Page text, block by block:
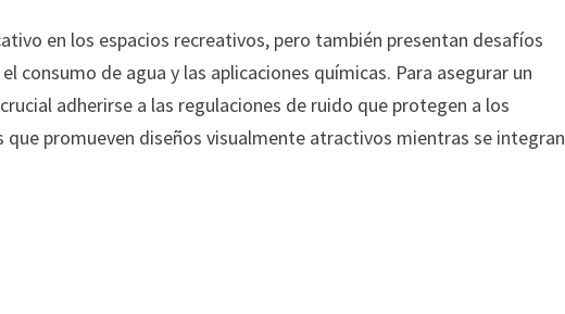
en los espacios recreativos, pero también presentan desafíos
consumo de agua y las aplicaciones químicas. Para asegurar un
adherirse a las regulaciones de ruido que protegen a los
promueven diseños visualmente atractivos mientras se integran